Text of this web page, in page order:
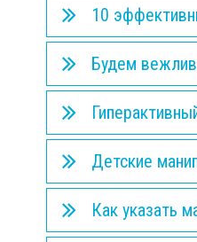
10
Будем
Детские
Как указать